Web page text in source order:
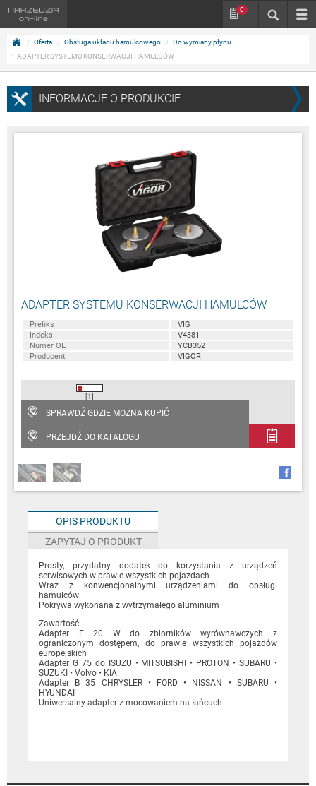
0
Oferta Obsługa układu hamulcowego
Do wymiany płynu
ADAPTER SYSTEMU KONSERWACJI HAMULCÓW
INFORMACJE O PRODUKCIE
ADAPTER SYSTEMU KONSERWACJI HAMULCÓW
Prefiks
VIG
Indeks
V4381
Numer OE
YCB352
Producent
VIGOR
[1]
SPRAWDŹ GDZIE MOŻNA KUPIĆ
PRZEJDŹ DO KATALOGU
OPIS PRODUKTU
ZAPYTAJ O PRODUKT
Prosty, przydatny dodatek do korzystania z urządzeń
serwisowych w prawie wszystkich pojazdach
Wraz z konwencjonalnymi urządzeniami do obsługi
hamulców
Pokrywa wykonana z wytrzymałego aluminium
Zawartość:
Adapter E 20 W do zbiorników wyrównawczych z
ograniczonym dostępem, do prawie wszystkich pojazdów
europejskich
Adapter G 75 do ISUZU • MITSUBISHI • PROTON • SUBARU •
SUZUKI • Volvo • KIA
Adapter B 35 CHRYSLER • FORD • NISSAN • SUBARU •
HYUNDAI
Uniwersalny adapter z mocowaniem na łańcuch